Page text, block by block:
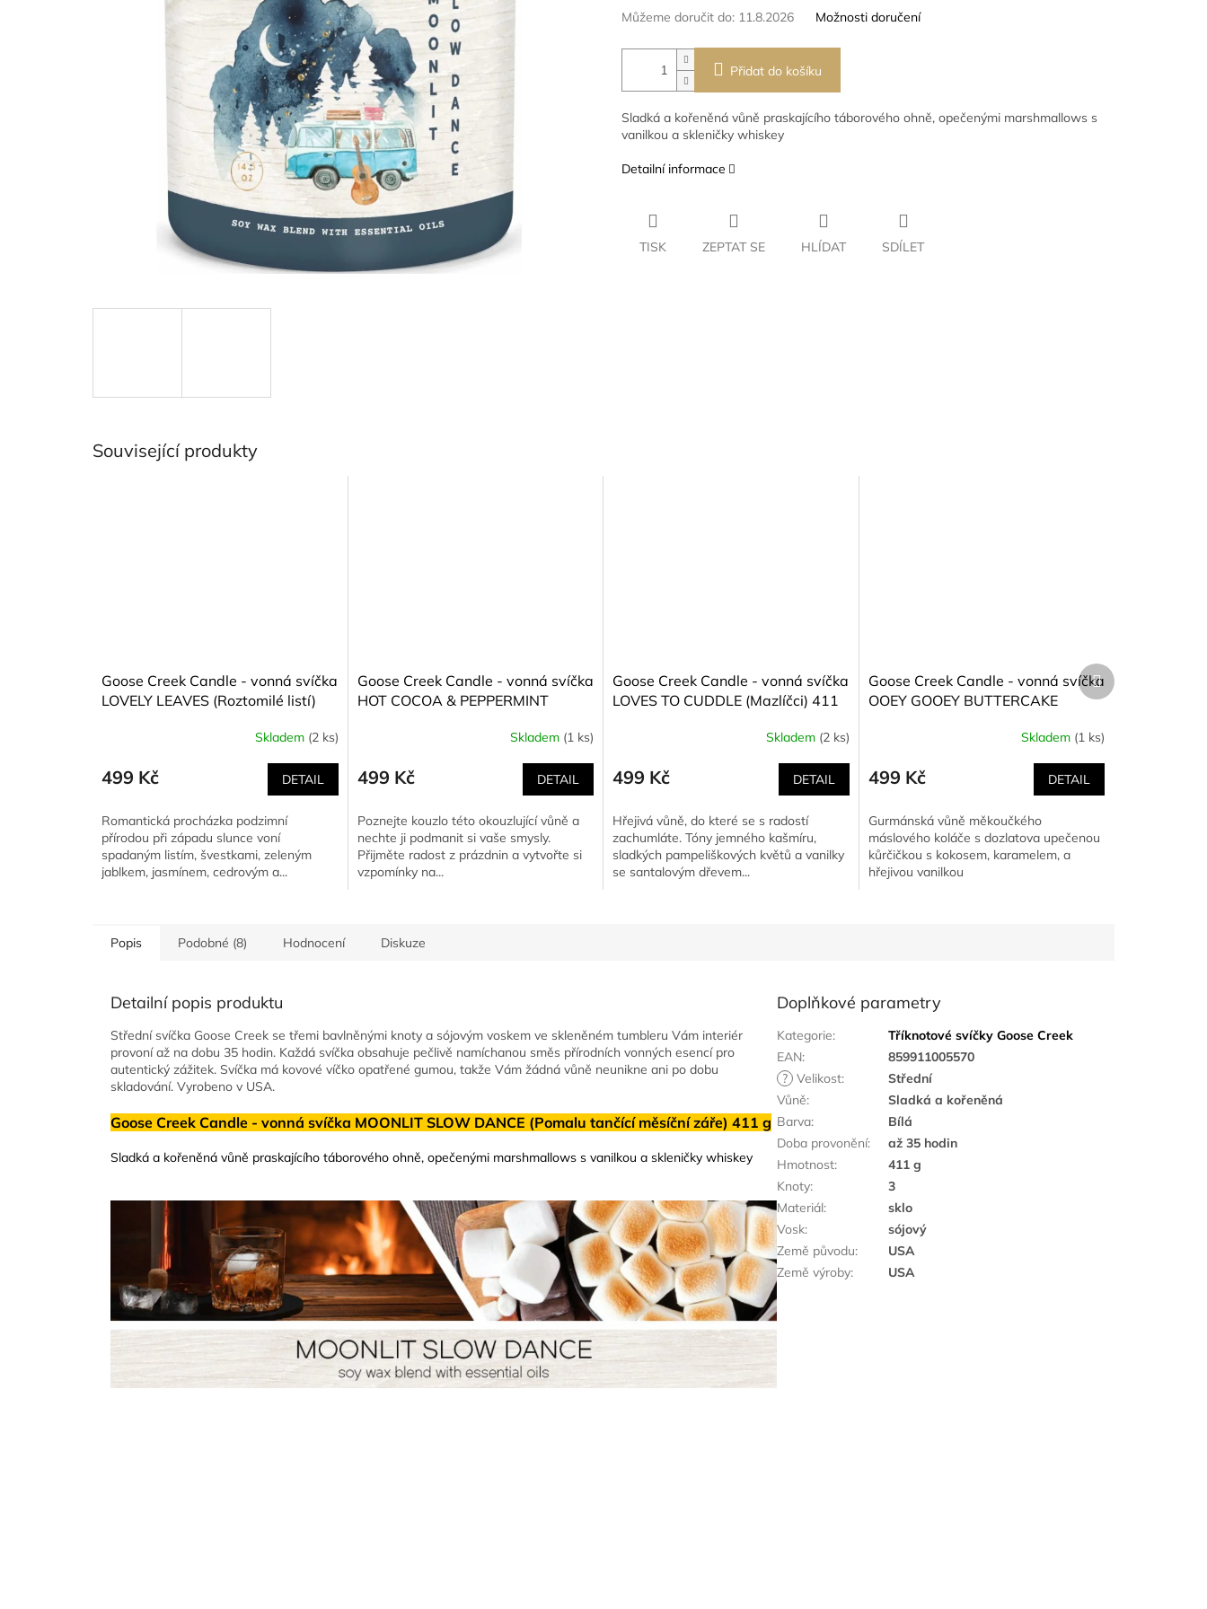
Můžeme doručit do: 11.8.2026 Možnosti doručení
Přidat do košíku
Sladká a kořeněná vůně praskajícího táborového ohně, opečenými marshmallows s
vanilkou a skleničky whiskey
Detailní informace
TISK ZEPTAT SE HLÍDAT SDÍLET
Související produkty
Goose Creek Candle - vonná svíčka
LOVELY LEAVES (Roztomilé listí)
Skladem (2 ks)
499 Kč DETAIL
Romantická procházka podzimní
přírodou při západu slunce voní
spadaným listím, švestkami, zeleným
jablkem, jasmínem, cedrovým a...
Goose Creek Candle - vonná svíčka
HOT COCOA & PEPPERMINT
Skladem (1 ks)
499 Kč DETAIL
Poznejte kouzlo této okouzlující vůně a
nechte ji podmanit si vaše smysly.
Přijměte radost z prázdnin a vytvořte si
vzpomínky na...
Goose Creek Candle - vonná svíčka
LOVES TO CUDDLE (Mazlíčci) 411
Skladem (2 ks)
499 Kč DETAIL
Hřejivá vůně, do které se s radostí
zachumláte. Tóny jemného kašmíru,
sladkých pampeliškových květů a vanilky
se santalovým dřevem...
Goose Creek Candle - vonná svíčka
OOEY GOOEY BUTTERCAKE
Skladem (1 ks)
499 Kč DETAIL
Gurmánská vůně měkoučkého
máslového koláče s dozlatova upečenou
kůrčičkou s kokosem, karamelem, a
hřejivou vanilkou
Další
produkt
Popis Podobné (8) Hodnocení Diskuze
Detailní popis produktu
Střední svíčka Goose Creek se třemi bavlněnými knoty a sójovým voskem ve skleněném tumbleru Vám interiér
provoní až na dobu 35 hodin. Každá svíčka obsahuje pečlivě namíchanou směs přírodních vonných esencí pro
autentický zážitek. Svíčka má kovové víčko opatřené gumou, takže Vám žádná vůně neunikne ani po dobu
skladování. Vyrobeno v USA.
Goose Creek Candle - vonná svíčka MOONLIT SLOW DANCE (Pomalu tančící měsíční záře) 411 g
Sladká a kořeněná vůně praskajícího táborového ohně, opečenými marshmallows s vanilkou a skleničky whiskey
Doplňkové parametry
Kategorie:
Tříknotové svíčky Goose Creek
EAN:
859911005570
? Velikost:
Střední
Vůně:
Sladká a kořeněná
Barva:
Bílá
Doba provonění:
až 35 hodin
Hmotnost:
411 g
Knoty:
3
Materiál:
sklo
Vosk:
sójový
Země původu:
USA
Země výroby: USA